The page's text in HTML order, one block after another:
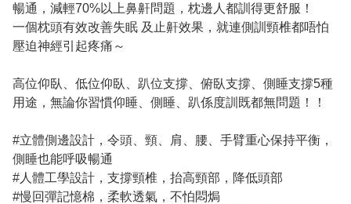
暢通，減輕70%以上鼻鼾問題，枕邊人都訓得更舒服！
一個枕頭有效改善失眠 及止鼾效果，就連側訓頸椎都唔怕
壓迫神經引起疼痛～
高位仰臥、低位仰臥、趴位支撐、俯臥支撐、側睡支撐5種
用途，無論你習慣仰睡、側睡、趴係度訓既都無問題！！
#立體側邊設計，令頭、頸、肩、腰、手臂重心保持平衡，
側睡也能呼吸暢通
#人體工學設計，支撐頸椎，抬高頸部，降低頭部
#慢回彈記憶棉，柔軟透氣，不怕悶焗